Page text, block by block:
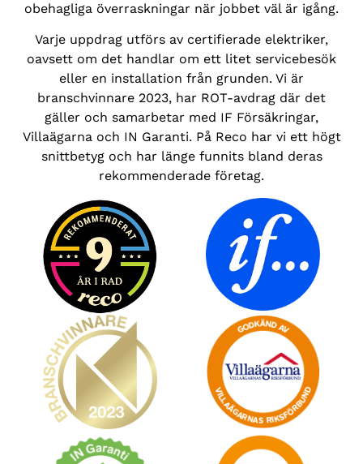
obehagliga överraskningar när jobbet väl är igång.
Varje uppdrag utförs av certifierade elektriker,
oavsett om det handlar om ett litet servicebesök
eller en installation från grunden. Vi är
branschvinnare 2023, har ROT-avdrag där det
gäller och samarbetar med IF Försäkringar,
Villaägarna och IN Garanti. På Reco har vi ett högt
snittbetyg och har länge funnits bland deras
rekommenderade företag.